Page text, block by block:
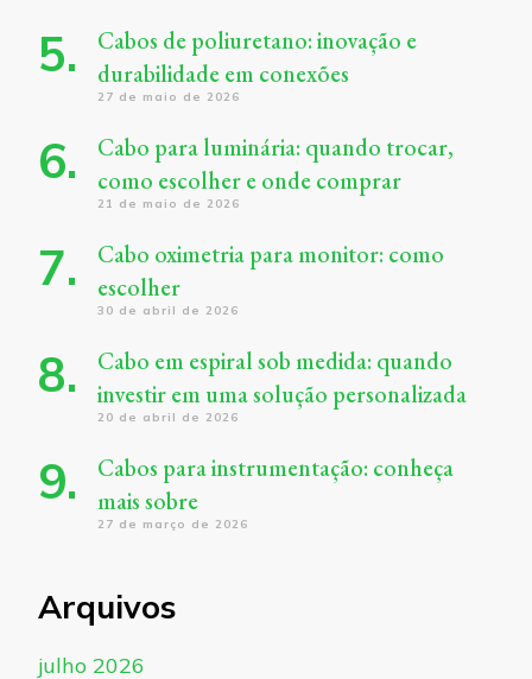
Cabos de poliuretano: inovação e
durabilidade em conexões
27 de maio de 2026
Cabo para luminária: quando trocar,
como escolher e onde comprar
21 de maio de 2026
Cabo oximetria para monitor: como
escolher
30 de abril de 2026
Cabo em espiral sob medida: quando
investir em uma solução personalizada
20 de abril de 2026
Cabos para instrumentação: conheça
mais sobre
27 de março de 2026
Arquivos
julho 2026